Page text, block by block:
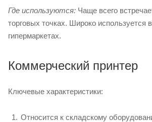
Где используются: Чаще всего
торговых точках. Широко используется
гипермаркетах.
Коммерческий принтер
Ключевые характеристики:
Относится к складскому